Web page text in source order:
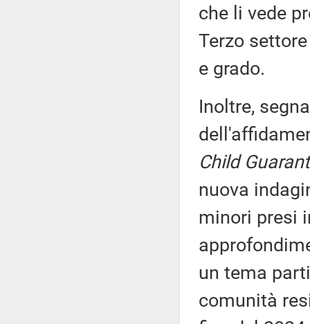
che li vede
Terzo
e grado.
Inoltre,
Child
nuova
minori presi
un tema
comunità